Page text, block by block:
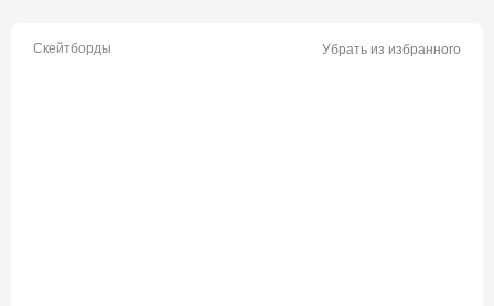
Скейтборды Убрать из избранного